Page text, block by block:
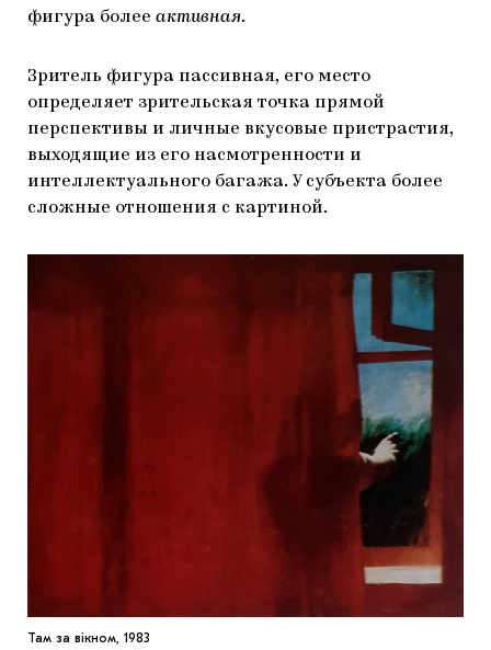
фигура более активная.
Зритель фигура пассивная, его место
определяет зрительская точка прямой
перспективы и личные вкусовые пристрастия,
выходящие из его насмотренности и
интеллектуального багажа. У субъекта более
сложные отношения с картиной.
Там за вікном, 1983